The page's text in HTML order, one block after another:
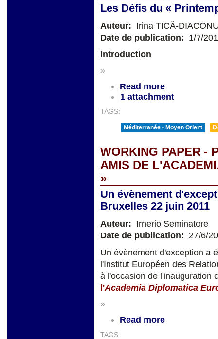
Les Défis du «
Auteur: Irina TICĂ-
Date de publication: 1/7/
Introduction
»
Read more
1 attachment
TAGS:
Méditerranée - Moyen Orient
WORKING PAPER -
AMIS DE
»
Un évènement
Bruxelles 22 juin 2011
Auteur: Irnerio Seminatore
Date de publication: 27/6/
Un évènement d'exception a
l'Institut Européen des
à l'occasion de l'inauguration
l'Academia Diplomatica
»
Read more
TAGS: